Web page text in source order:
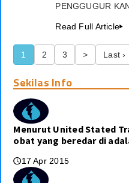
PENGGUGUR
Read Full Article▸
1 2 3 > Last ›
Sekilas Info
Menurut United Stated
obat yang beredar di
🕔17 Apr 2015